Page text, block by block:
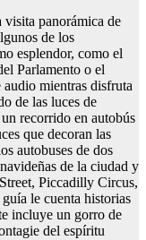
panorámica de
de los
esplendor, como el
Parlamento o el
mientras disfruta
de las luces de
recorrido en autobús
que decoran las
autobuses de dos
de la ciudad y
Piccadilly Circus,
le cuenta historias
incluye un gorro de
del espíritu